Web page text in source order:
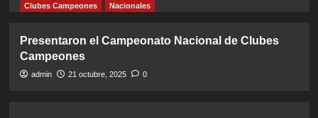
Clubes Campeones
Nacionales
Presentaron el Campeonato Nacional de Clubes
Campeones
admin 21 octubre, 2025 0